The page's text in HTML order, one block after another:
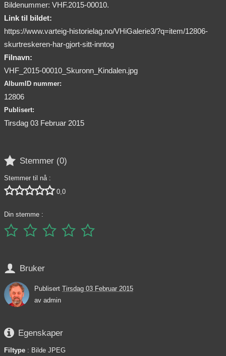
Bildenummer: VHF.2015-00010.
Link til bildet:
https://www.varteig-historielag.no/VHiGalerie3/?q=item/12806-
skurtreskeren-har-gjort-sitt-inntog
Filnavn:
VHF_2015-00010_Skuronn_Kindalen.jpg
AlbumID nummer:
12806
Publisert:
Tirsdag 03 Februar 2015
 Stemmer (0)
Stemmer til nå :
 0,0
Din stemme :
    
 Bruker
Publisert Tirsdag 03 Februar 2015
av admin
 Egenskaper
Filtype : Bilde JPEG